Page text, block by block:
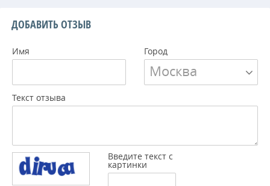
ДОБАВИТЬ ОТЗЫВ
Имя Город
Москва
Текст отзыва
Введите текст с
картинки